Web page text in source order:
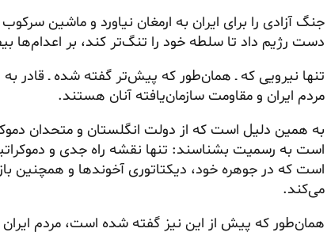
جنگ آزادی را برای ایران به ارمغان نیاورد و ماشین
دست رژیم داد تا سلطه خود را تنگ‌تر کند، بر
تنها نیرویی که ـ همان‌طور که پیش‌تر گفته شده ـ قادر
مردم ایران و مقاومت سازمان‌یافته آنان هستند.
به همین دلیل است که از دولت انگلستان و متحدان
است که در جوهره خود، دیکتاتوری آخوندها و همچنین
می‌کند.
همان‌طور که پیش از این نیز گفته شده است، مردم ایران